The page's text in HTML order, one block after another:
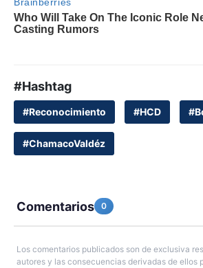
#Hashtag
#Reconocimiento #HCD
#ChamacoValdéz
Comentarios 0
Los comentarios publicados son de exclusiva
autores y las consecuencias derivadas de ellos